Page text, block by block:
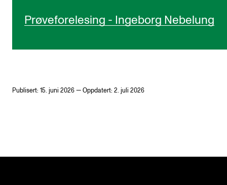
Prøveforelesing - Ingeborg Nebelung
Publisert: 15. juni 2026 — Oppdatert: 2. juli 2026